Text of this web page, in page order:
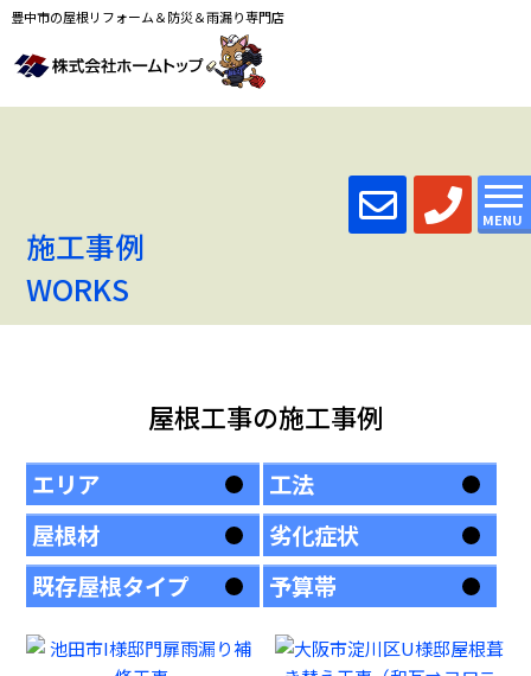
豊中市の屋根リフォーム＆防災＆雨漏り専門店
MENU
施工事例
WORKS
屋根工事の施工事例
エリア
工法
屋根材
劣化症状
既存屋根タイプ
予算帯